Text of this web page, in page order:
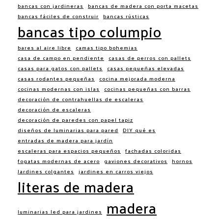
bancas con jardineras bancas de madera con porta macetas
bancas fáciles de construir bancas rústicas
bancas tipo columpio
bares al aire libre
camas tipo bohemias
casa de campo en pendiente
casas de perros con pallets
casas para gatos con pallets
casas pequeñas elevadas
casas rodantes pequeñas
cocina mejorada moderna
cocinas modernas con islas
cocinas pequeñas con barras
decoración de contrahuellas de escaleras
decoración de escaleras
decoración de paredes con papel tapiz
diseños de luminarias para pared DIY qué es
entradas de madera para jardín
escaleras para espacios pequeños fachadas coloridas
fogatas modernas de acero gaviones decorativos hornos
Jardines colgantes jardines en carros viejos
literas de madera
luminarias led para jardines madera